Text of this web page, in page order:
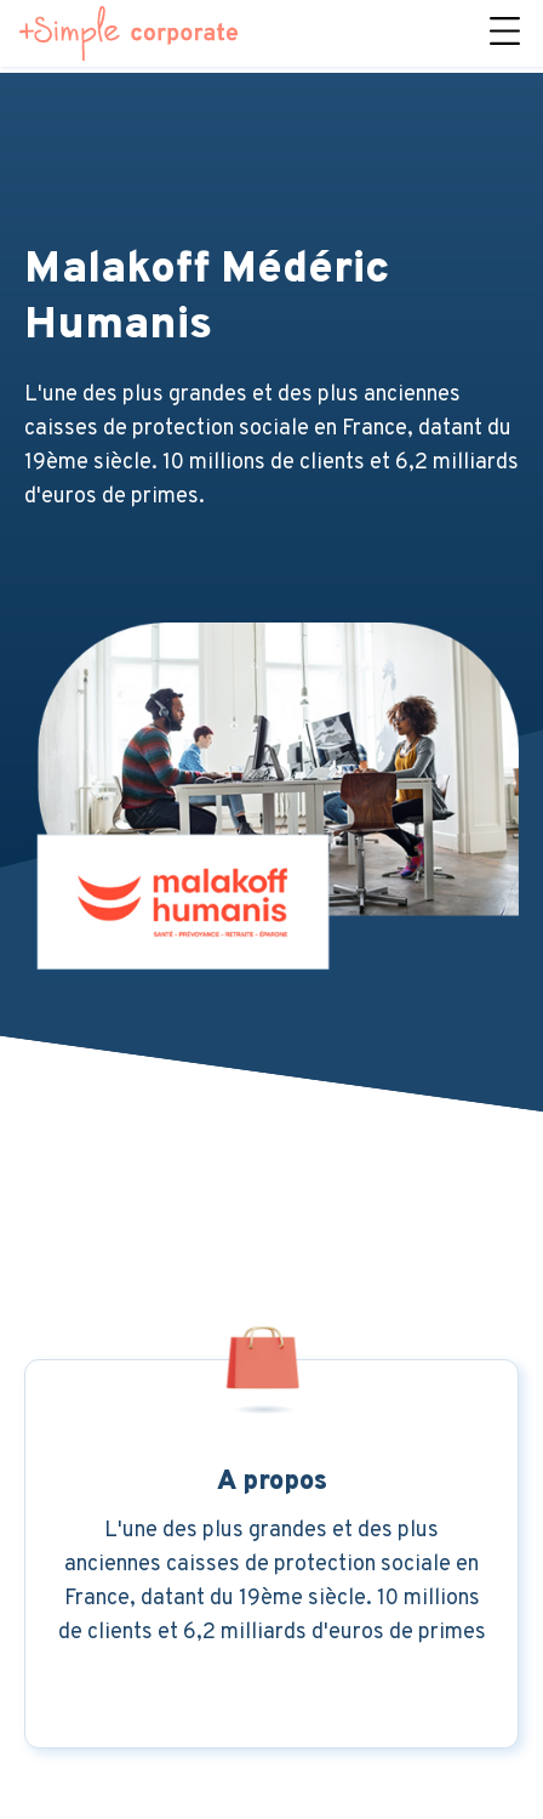
Malakoff Médéric
Humanis
L'une des plus grandes et des plus anciennes
caisses de protection sociale en France, datant du
19ème siècle. 10 millions de clients et 6,2 milliards
d'euros de primes.
A propos
L'une des plus grandes et des plus
anciennes caisses de protection sociale en
France, datant du 19ème siècle. 10 millions
de clients et 6,2 milliards d'euros de primes